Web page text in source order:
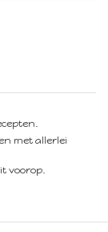
met allerlei
voorop.